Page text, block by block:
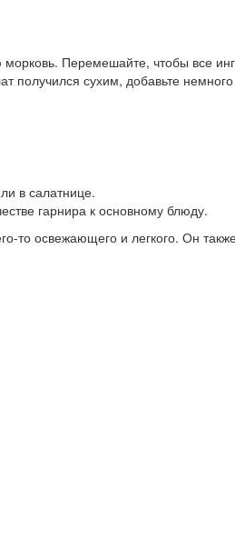
Перемешайте, чтобы все
получился сухим, добавьте
в салатнице.
гарнира к основному блюду.
то освежающего и легкого. Он